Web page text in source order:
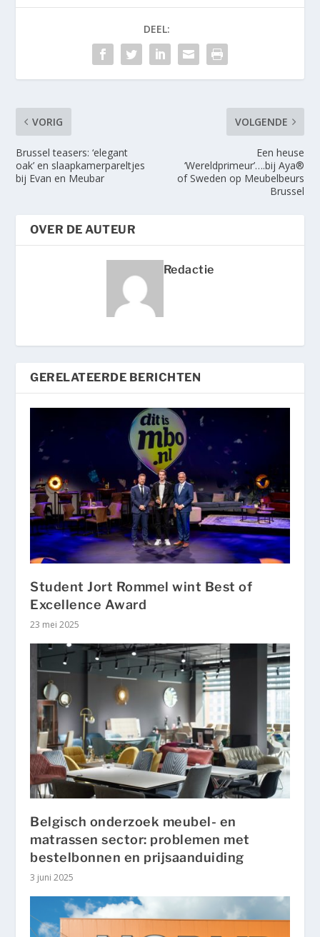
DEEL:
VORIG
Brussel teasers: ‘elegant
oak’ en slaapkamerpareltjes
bij Evan en Meubar
VOLGENDE
Een heuse
‘Wereldprimeur’….bij Aya®
of Sweden op Meubelbeurs
Brussel
OVER DE AUTEUR
Redactie
GERELATEERDE BERICHTEN
Student Jort Rommel wint Best of
Excellence Award
23 mei 2025
Belgisch onderzoek meubel- en
matrassen sector: problemen met
bestelbonnen en prijsaanduiding
3 juni 2025